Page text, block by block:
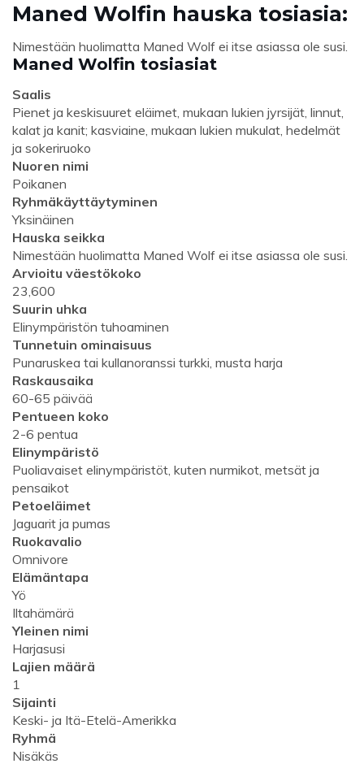
Maned Wolfin hauska tosiasia:
Nimestään huolimatta Maned Wolf ei itse asiassa ole susi.
Maned Wolfin tosiasiat
Saalis
Pienet ja keskisuuret eläimet, mukaan lukien jyrsijät, linnut,
kalat ja kanit; kasviaine, mukaan lukien mukulat, hedelmät
ja sokeriruoko
Nuoren nimi
Poikanen
Ryhmäkäyttäytyminen
Yksinäinen
Hauska seikka
Nimestään huolimatta Maned Wolf ei itse asiassa ole susi.
Arvioitu väestökoko
23,600
Suurin uhka
Elinympäristön tuhoaminen
Tunnetuin ominaisuus
Punaruskea tai kullanoranssi turkki, musta harja
Raskausaika
60-65 päivää
Pentueen koko
2-6 pentua
Elinympäristö
Puoliavaiset elinympäristöt, kuten nurmikot, metsät ja
pensaikot
Petoeläimet
Jaguarit ja pumas
Ruokavalio
Omnivore
Elämäntapa
Yö
Iltahämärä
Yleinen nimi
Harjasusi
Lajien määrä
1
Sijainti
Keski- ja Itä-Etelä-Amerikka
Ryhmä
Nisäkäs